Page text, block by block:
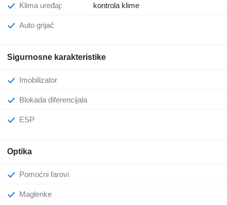
Klima uređaj: kontrola klime
Auto grijač
Sigurnosne karakteristike
Imobilizator
Blokada diferencijala
ESP
Optika
Pomoćni farovi
Maglenke